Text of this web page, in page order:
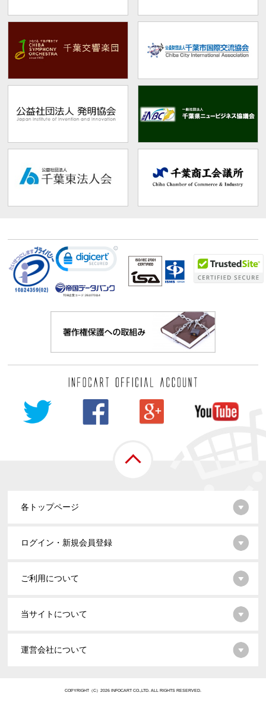
TDB企業コード:261070114
各トップページ
ログイン・新規会員登録
ご利用について
当サイトについて
運営会社について
COPYRIGHT（C）2026 INFOCART CO.,LTD. ALL RIGHTS RESERVED.